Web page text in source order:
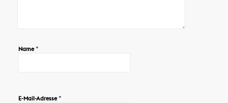
Name*
E-Mail-Adresse*